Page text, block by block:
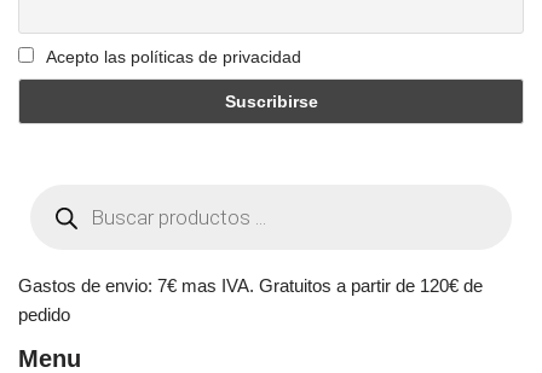
Acepto las políticas de privacidad
Gastos de envio: 7€ mas IVA. Gratuitos a partir de 120€ de
pedido
Menu